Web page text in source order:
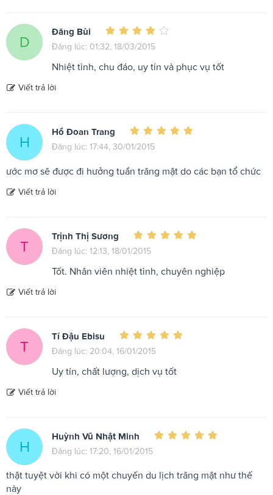
D
Đăng Bùi
Đăng lúc: 01:32, 18/03/2015
Nhiệt tình, chu đáo, uy tín và phục vụ tốt
Viết trả lời
H
Hồ Đoan Trang
Đăng lúc: 17:44, 30/01/2015
ước mơ sẽ được đi hưởng tuần trăng mật do các bạn tổ chức
Viết trả lời
T
Trịnh Thị Sương
Đăng lúc: 12:13, 18/01/2015
Tốt. Nhân viên nhiệt tình, chuyên nghiệp
Viết trả lời
T
Tí Đậu Ebisu
Đăng lúc: 20:04, 16/01/2015
Uy tín, chất lượng, dịch vụ tốt
Viết trả lời
H
Huỳnh Vũ Nhật Minh
Đăng lúc: 17:20, 16/01/2015
thật tuyệt vời khi có một chuyến du lịch trăng mật như thế
này